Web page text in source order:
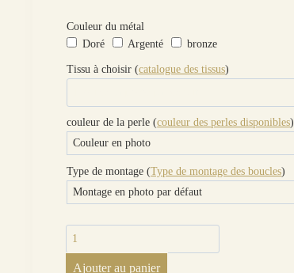
Couleur du métal
Doré
Argenté bronze
Tissu à choisir (catalogue des tissus)
couleur de la perle (couleur des perles disponibles)
Type de montage (Type de montage des boucles)
quantité
de
boucles
Ajouter au panier